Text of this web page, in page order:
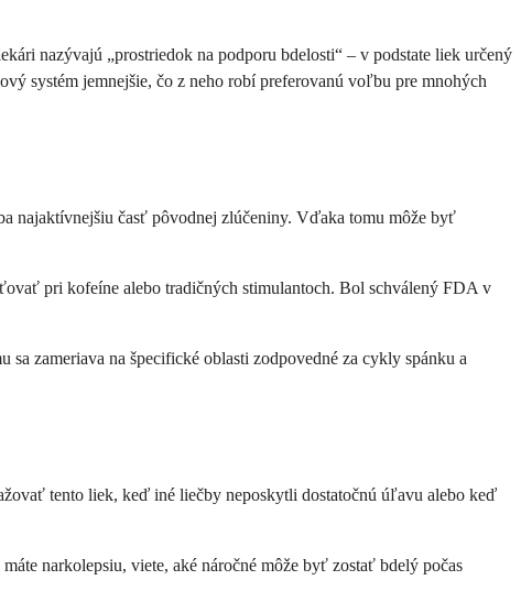
nazývajú „prostriedok na podporu bdelosti“ – v podstate liek určený
systém jemnejšie, čo z neho robí preferovanú voľbu pre mnohých
najaktívnejšiu časť pôvodnej zlúčeniny. Vďaka tomu môže byť
pri kofeíne alebo tradičných stimulantoch. Bol schválený FDA v
zameriava na špecifické oblasti zodpovedné za cykly spánku a
tento liek, keď iné liečby neposkytli dostatočnú úľavu alebo keď
narkolepsiu, viete, aké náročné môže byť zostať bdelý počas